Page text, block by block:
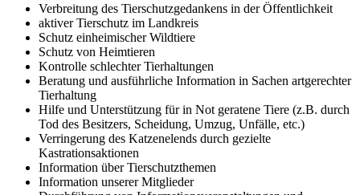
Verbreitung des Tierschutzgedankens in der Öffentlichkeit
aktiver Tierschutz im Landkreis
Schutz einheimischer Wildtiere
Schutz von Heimtieren
Kontrolle schlechter Tierhaltungen
Beratung und ausführliche Information in Sachen artgerechter
Tierhaltung
Hilfe und Unterstützung für in Not geratene Tiere (z.B. durch
Tod des Besitzers, Scheidung, Umzug, Unfälle, etc.)
Verringerung des Katzenelends durch gezielte
Kastrationsaktionen
Information über Tierschutzthemen
Information unserer Mitglieder